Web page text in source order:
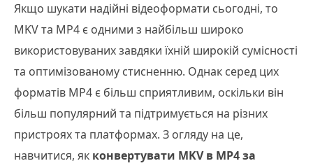
Якщо шукати надійні відеоформати сьогодні, то
MKV та MP4 є одними з найбільш широко
використовуваних завдяки їхній широкій сумісності
та оптимізованому стисненню. Однак серед цих
форматів MP4 є більш сприятливим, оскільки він
більш популярний та підтримується на різних
пристроях та платформах. З огляду на це,
навчитися, як конвертувати MKV в MP4 за